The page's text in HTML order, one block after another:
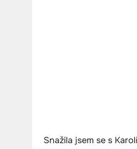
Snažila jsem se s